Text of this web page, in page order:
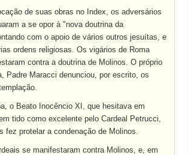
de suas obras no Index, os adversários
a se opor à "nova doutrina da
com o apoio de vários outros jesuítas, e
ordens religiosas. Os vigários de Roma
contra a doutrina de Molinos. O próprio
Padre Maracci denunciou, por escrito, os
o Beato Inocêncio XI, que hesitava em
tido como excelente pelo Cardeal Petrucci,
fez protelar a condenação de Molinos.
se manifestaram contra Molinos, e, em